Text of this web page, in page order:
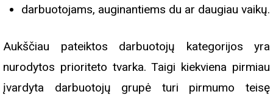
darbuotojams, auginantiems du ar daugiau vaikų.
Aukščiau pateiktos darbuotojų kategorijos yra
nurodytos prioriteto tvarka. Taigi kiekviena pirmiau
įvardyta darbuotojų grupė turi pirmumo teisę